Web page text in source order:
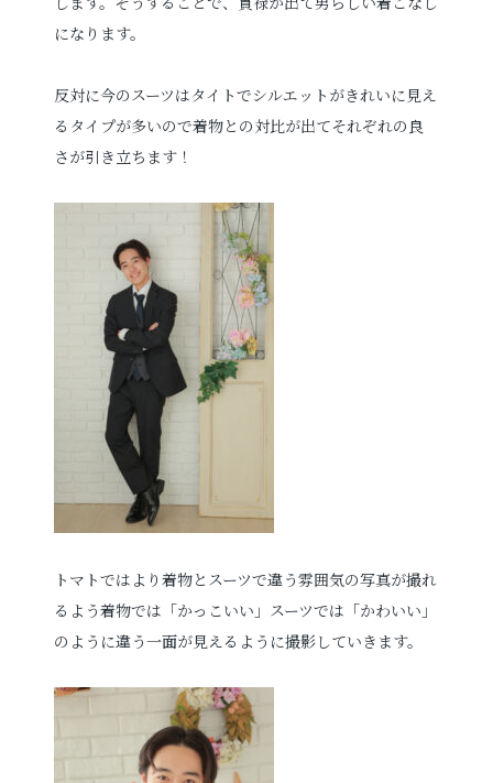
になります。
反対に今のスーツはタイトでシルエットがきれいに見え
るタイプが多いので着物との対比が出てそれぞれの良
さが引き立ちます！
トマトではより着物とスーツで違う雰囲気の写真が撮れ
るよう着物では「かっこいい」スーツでは「かわいい」
のように違う一面が見えるように撮影していきます。